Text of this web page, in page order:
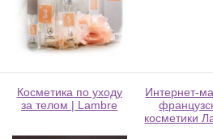
Косметика по уходу
за телом | Lambre
Интернет-
косметики